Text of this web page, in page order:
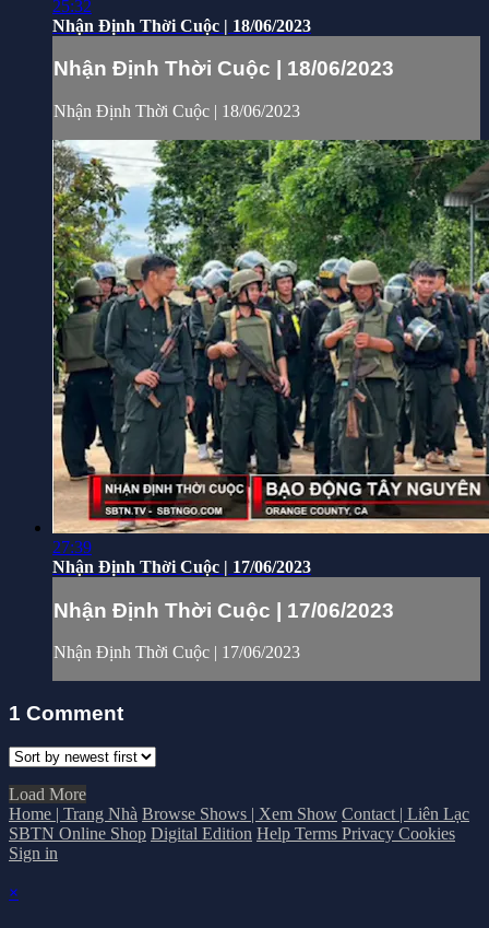
25:32
Nhận Định Thời Cuộc | 18/06/2023
Nhận Định Thời Cuộc | 18/06/2023
Nhận Định Thời Cuộc | 18/06/2023
27:39
Nhận Định Thời Cuộc | 17/06/2023
Nhận Định Thời Cuộc | 17/06/2023
Nhận Định Thời Cuộc | 17/06/2023
1 Comment
Load More
Home | Trang Nhà Browse Shows | Xem Show Contact | Liên Lạc
SBTN Online Shop Digital Edition Help Terms Privacy Cookies
Sign in
×